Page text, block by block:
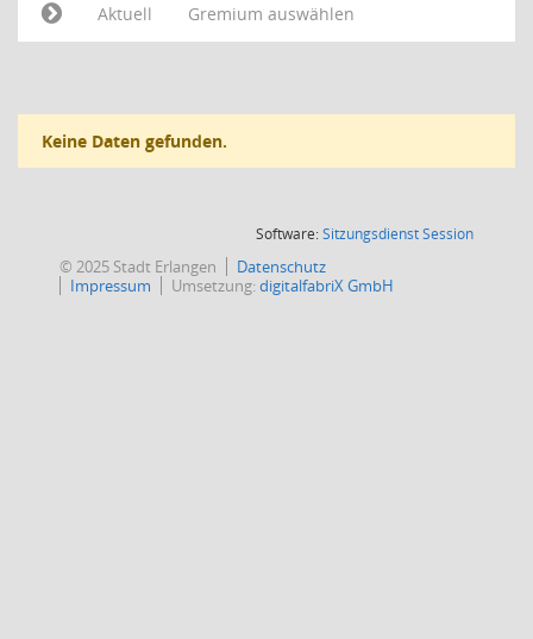
Aktuell
Gremium auswählen
Keine Daten gefunden.
Software:SitzungsdienstSession(Wird in
© 2025 Stadt Erlangen
Datenschutz
Impressum
Umsetzung:digitalfabriX GmbH